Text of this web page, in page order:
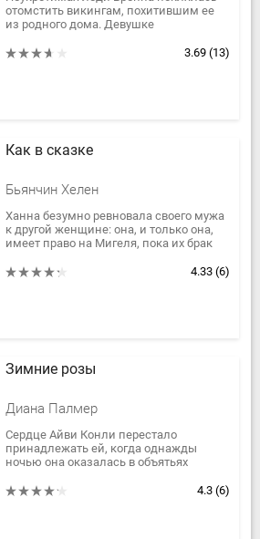
отомстить викингам, похитившим ее
из родного дома. Девушке
может ли она смириться с этим? И
3.69 (13)
Как в сказке
Бьянчин Хелен
Ханна безумно ревновала своего мужа
к другой женщине: она, и только она,
имеет право на Мигеля, пока их брак
Любят ли?
4.33 (6)
Зимние розы
Диана Палмер
Сердце Айви Конли перестало
принадлежать ей, когда однажды
ночью она оказалась в объятьях
виделись два года. Неожиданная
4.3 (6)